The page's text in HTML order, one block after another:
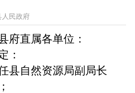
人民政府
府直属各单位：
：
自然资源局副局长